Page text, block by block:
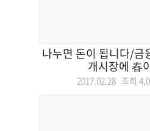
나누면 돈이 됩니다/금
개시장에 春
2017.02.28 조회